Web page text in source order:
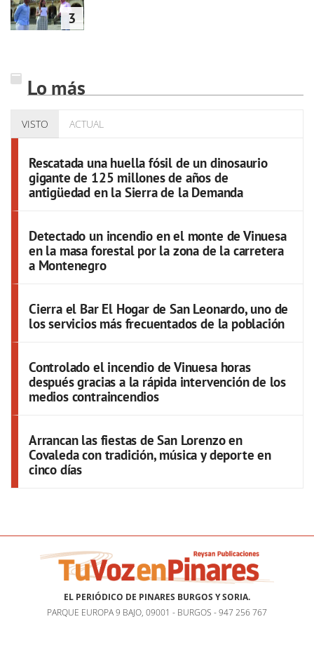
3
Lo más
VISTO ACTUAL
Rescatada una huella fósil de un dinosaurio
gigante de 125 millones de años de
antigüedad en la Sierra de la Demanda
Detectado un incendio en el monte de Vinuesa
en la masa forestal por la zona de la carretera
a Montenegro
Cierra el Bar El Hogar de San Leonardo, uno de
los servicios más frecuentados de la población
Controlado el incendio de Vinuesa horas
después gracias a la rápida intervención de los
medios contraincendios
Arrancan las fiestas de San Lorenzo en
Covaleda con tradición, música y deporte en
cinco días
EL PERIÓDICO DE PINARES BURGOS Y SORIA.
PARQUE EUROPA 9 BAJO, 09001 - BURGOS - 947 256 767